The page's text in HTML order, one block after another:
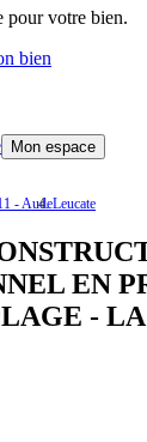
pour votre bien.
bien
Mon espace
- AudeLeucate
EN
-